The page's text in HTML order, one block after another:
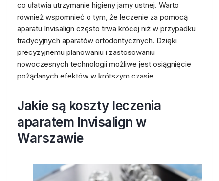
co ułatwia utrzymanie higieny jamy ustnej. Warto
również wspomnieć o tym, że leczenie za pomocą
aparatu Invisalign często trwa krócej niż w przypadku
tradycyjnych aparatów ortodontycznych. Dzięki
precyzyjnemu planowaniu i zastosowaniu
nowoczesnych technologii możliwe jest osiągnięcie
pożądanych efektów w krótszym czasie.
Jakie są koszty leczenia
aparatem Invisalign w
Warszawie